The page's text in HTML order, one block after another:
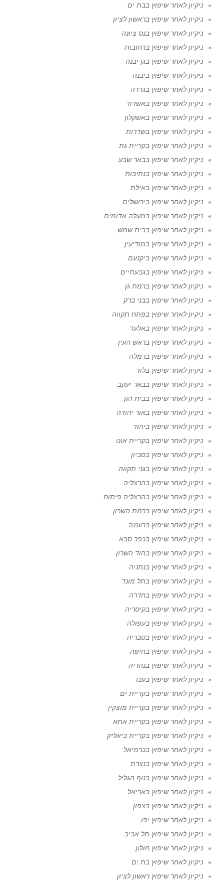
ניקיון לאחר שיפוץ בבת ים
ניקיון לאחר שיפוץ בראשון לציון
ניקיון לאחר שיפוץ בנס ציונה
ניקיון לאחר שיפוץ ברחובות
ניקיון לאחר שיפוץ בגן יבנה
ניקיון לאחר שיפוץ ביבנה
ניקיון לאחר שיפוץ בגדרה
ניקיון לאחר שיפוץ באשדוד
ניקיון לאחר שיפוץ באשקלון
ניקיון לאחר שיפוץ בשדרות
ניקיון לאחר שיפוץ בקריית גת
ניקיון לאחר שיפוץ בבאר שבע
ניקיון לאחר שיפוץ בנתיבות
ניקיון לאחר שיפוץ באילת
ניקיון לאחר שיפוץ בירושלים
ניקיון לאחר שיפוץ במעלה אדומים
ניקיון לאחר שיפוץ בבית שמש
ניקיון לאחר שיפוץ במודיעין
ניקיון לאחר שיפוץ ביקנעם
ניקיון לאחר שיפוץ בגבעתיים
ניקיון לאחר שיפוץ ברמת גן
ניקיון לאחר שיפוץ בבני ברק
ניקיון לאחר שיפוץ בפתח תקווה
ניקיון לאחר שיפוץ באלעד
ניקיון לאחר שיפוץ בראש העין
ניקיון לאחר שיפוץ ברמלה
ניקיון לאחר שיפוץ בלוד
ניקיון לאחר שיפוץ בבאר יעקב
ניקיון לאחר שיפוץ בבית דגן
ניקיון לאחר שיפוץ באור יהודה
ניקיון לאחר שיפוץ ביהוד
ניקיון לאחר שיפוץ בקריית אונו
ניקיון לאחר שיפוץ בסביון
ניקיון לאחר שיפוץ בגני תקווה
ניקיון לאחר שיפוץ בהרצליה
ניקיון לאחר שיפוץ בהרצליה פיתוח
ניקיון לאחר שיפוץ ברמת השרון
ניקיון לאחר שיפוץ ברעננה
ניקיון לאחר שיפוץ בכפר סבא
ניקיון לאחר שיפוץ בהוד השרון
ניקיון לאחר שיפוץ בנתניה
ניקיון לאחר שיפוץ בתל מונד
ניקיון לאחר שיפוץ בחדרה
ניקיון לאחר שיפוץ בקיסריה
ניקיון לאחר שיפוץ בעפולה
ניקיון לאחר שיפוץ בטבריה
ניקיון לאחר שיפוץ בחיפה
ניקיון לאחר שיפוץ בנהריה
ניקיון לאחר שיפוץ בעכו
ניקיון לאחר שיפוץ בקריית ים
ניקיון לאחר שיפוץ בקריית מוצקין
ניקיון לאחר שיפוץ בקריית אתא
ניקיון לאחר שיפוץ בקריית ביאליק
ניקיון לאחר שיפוץ בכרמיאל
ניקיון לאחר שיפוץ בנצרת
ניקיון לאחר שיפוץ בנוף הגליל
ניקיון לאחר שיפוץ באריאל
ניקיון לאחר שיפוץ בצפון
ניקיון לאחר שיפוץ יפו
ניקיון לאחר שיפוץ תל אביב
ניקיון לאחר שיפוץ חולון
ניקיון לאחר שיפוץ בת ים
ניקיון לאחר שיפוץ ראשון לציון